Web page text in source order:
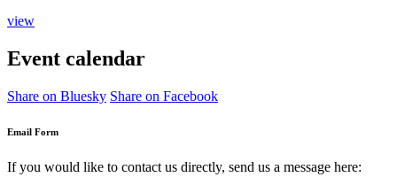
view
Event calendar
Share on Bluesky Share on Facebook
Email Form
If you would like to contact us directly, send us a message here: